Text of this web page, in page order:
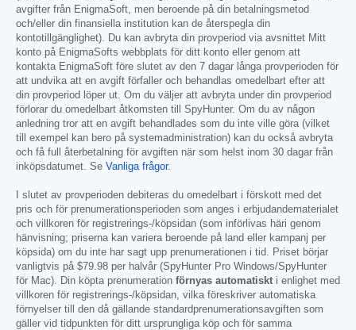
avgifter från EnigmaSoft, men beroende på din betalningsmetod
och/eller din finansiella institution kan de återspegla din
kontotillgänglighet). Du kan avbryta din provperiod via avsnittet Mitt
konto på EnigmaSofts webbplats för ditt konto eller genom att
kontakta EnigmaSoft före slutet av den 7 dagar långa provperioden för
att undvika att en avgift förfaller och behandlas omedelbart efter att
din provperiod löper ut. Om du väljer att avbryta under din provperiod
förlorar du omedelbart åtkomsten till SpyHunter. Om du av någon
anledning tror att en avgift behandlades som du inte ville göra (vilket
till exempel kan bero på systemadministration) kan du också avbryta
och få full återbetalning för avgiften när som helst inom 30 dagar från
inköpsdatumet. Se Vanliga frågor.
I slutet av provperioden debiteras du omedelbart i förskott med det
pris och för prenumerationsperioden som anges i erbjudandematerialet
och villkoren för registrerings-/köpsidan (som införlivas häri genom
hänvisning; priserna kan variera beroende på land eller kampanj per
köpsida) om du inte har sagt upp prenumerationen i tid. Priset börjar
vanligtvis på $79.98 per halvår (SpyHunter Pro Windows/SpyHunter
för Mac). Din köpta prenumeration förnyas automatiskt i enlighet med
villkoren för registrerings-/köpsidan, vilka föreskriver automatiska
förnyelser till den då gällande standardprenumerationsavgiften som
gäller vid tidpunkten för ditt ursprungliga köp och för samma